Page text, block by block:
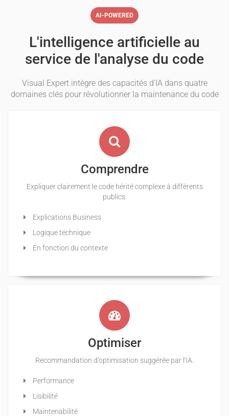
AI-POWERED
L'intelligence artificielle au
service de l'analyse du code
Visual Expert intègre des capacités d'IA dans quatre
domaines clés pour révolutionner la maintenance du code
Comprendre
Expliquer clairement le code hérité complexe à différents
publics.
Explications Business
Logique technique
En fonction du contexte
Optimiser
Recommandation d'optimisation suggérée par l'IA.
Performance
Lisibilité
Maintenabilité